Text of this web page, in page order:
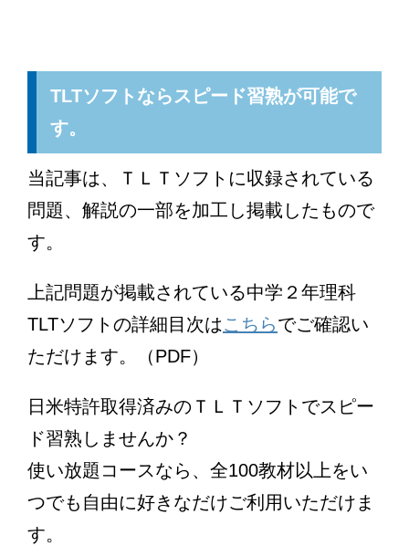
TLTソフトならスピード習熟が可能で
す。
当記事は、ＴＬＴソフトに収録されている
問題、解説の一部を加工し掲載したもので
す。
上記問題が掲載されている中学２年理科
TLTソフトの詳細目次はこちらでご確認い
ただけます。（PDF）
日米特許取得済みのＴＬＴソフトでスピー
ド習熟しませんか？
使い放題コースなら、全100教材以上をい
つでも自由に好きなだけご利用いただけま
す。